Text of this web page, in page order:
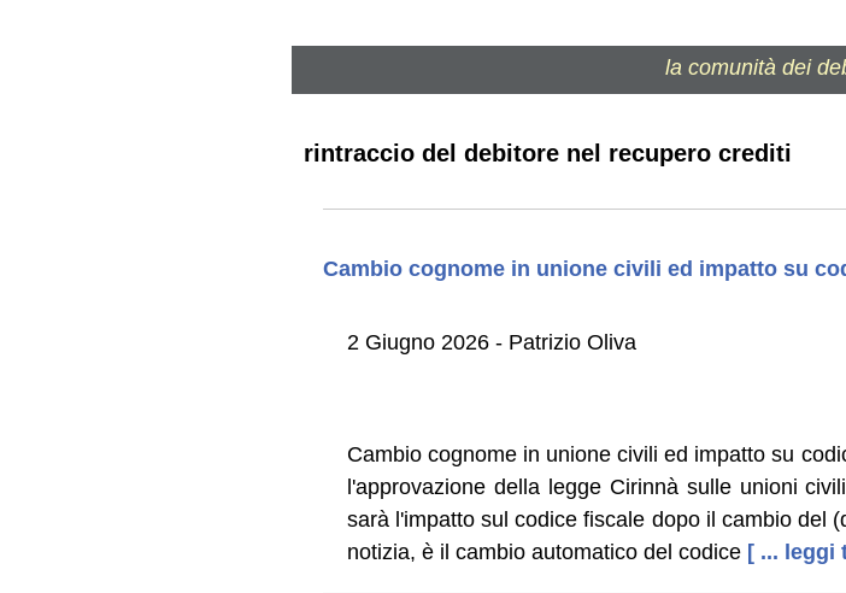
la comunità dei
rintraccio del debitore nel recupero crediti
Cambio cognome in unione civili ed impatto su
2 Giugno 2026 - Patrizio Oliva
Cambio cognome in unione civili ed impatto su
l'approvazione della legge Cirinnà sulle unioni
sarà l'impatto sul codice fiscale dopo il cambio del
notizia, è il cambio automatico del codice [ ... leggi